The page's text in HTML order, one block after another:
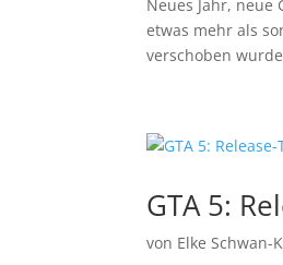
Neues Jahr,
etwas mehr als
verschoben
GTA 5:
von Elke Schwan-